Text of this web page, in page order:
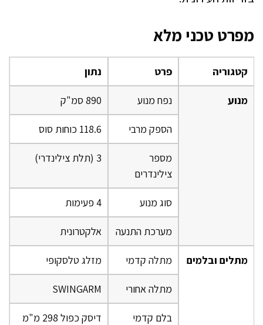
מפרט טכני מלא
קטגוריה פרט נתון
מנוע נפח מנוע 890 סמ"ק
הספק מרבי 118.6 כוחות סוס
מספר
צילינדרים
3 (תלת צילינדרי)
סוג מנוע 4 פעימות
מערכת התנעה אלקטרונית
מתלים ובלמים מתלה קדמי מזלג טלסקופי
מתלה אחורי SWINGARM
בלם קדמי דיסק כפול 298 מ"מ